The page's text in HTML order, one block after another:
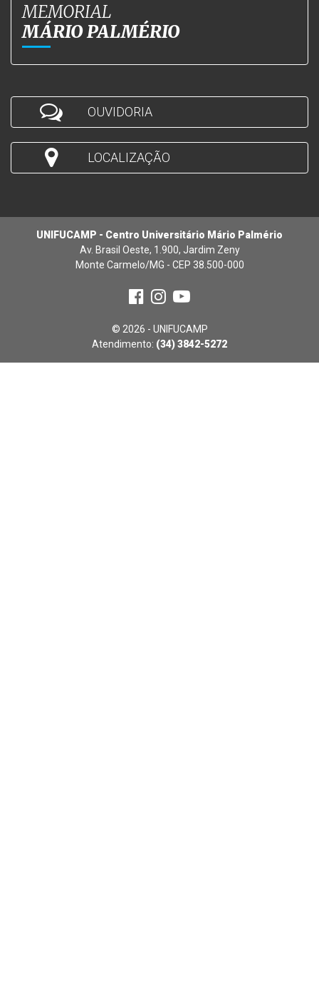
MEMORIAL
MÁRIO PALMÉRIO
OUVIDORIA
LOCALIZAÇÃO
UNIFUCAMP - Centro Universitário Mário Palmério
Av. Brasil Oeste, 1.900, Jardim Zeny
Monte Carmelo/MG - CEP 38.500-000
© 2026 - UNIFUCAMP
Atendimento: (34) 3842-5272